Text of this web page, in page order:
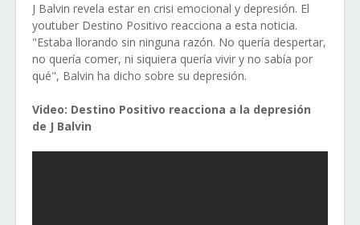
J Balvin revela estar en crisi emocional y depresión. El
youtuber Destino Positivo reacciona a esta noticia.
"Estaba llorando sin ninguna razón. No quería despertar,
no quería comer, ni siquiera quería vivir y no sabía por
qué", Balvin ha dicho sobre su depresión.
Video: Destino Positivo reacciona a la depresión
de J Balvin